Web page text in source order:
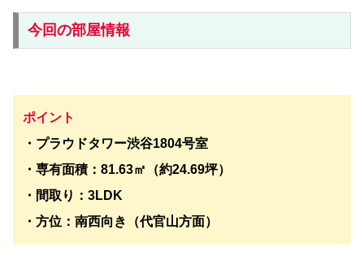
今回の部屋情報
ポイント
・プラウドタワー渋谷1804号室
・専有面積：81.63㎡（約24.69坪）
・間取り：3LDK
・方位：南西向き（代官山方面）